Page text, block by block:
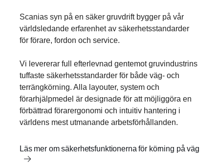
Scanias syn på en säker gruvdrift bygger på vår
världsledande erfarenhet av säkerhetsstandarder
för förare, fordon och service.
Vi levererar full efterlevnad gentemot gruvindustrins
tuffaste säkerhetsstandarder för både väg- och
terrängkörning. Alla layouter, system och
förarhjälpmedel är designade för att möjliggöra en
förbättrad förarergonomi och intuitiv hantering i
världens mest utmanande arbetsförhållanden.
Läs mer om säkerhetsfunktionerna för körning på väg